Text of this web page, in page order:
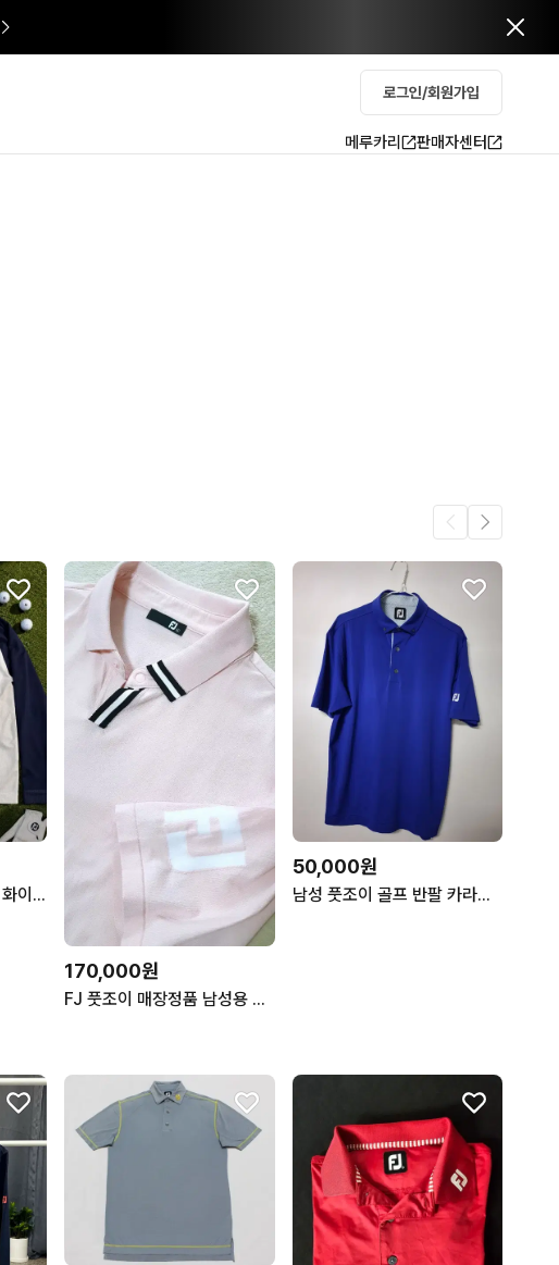
로그인/회원가입
메루카리 판매자센터
풋조이 골프웨어 맨투맨 화이트/네이비
170,000원
FJ 풋조이 매장정품 남성용 기능성 니트 티셔츠 판매해요
50,000원
남성 풋조이 골프 반팔 카라티셔츠 (사방스판100)